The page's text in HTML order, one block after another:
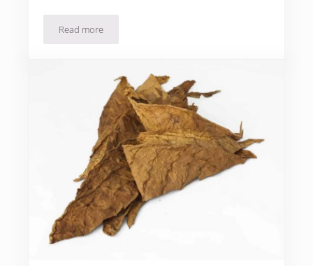
Read moreWas ist ein E Liquid Rechner genau?